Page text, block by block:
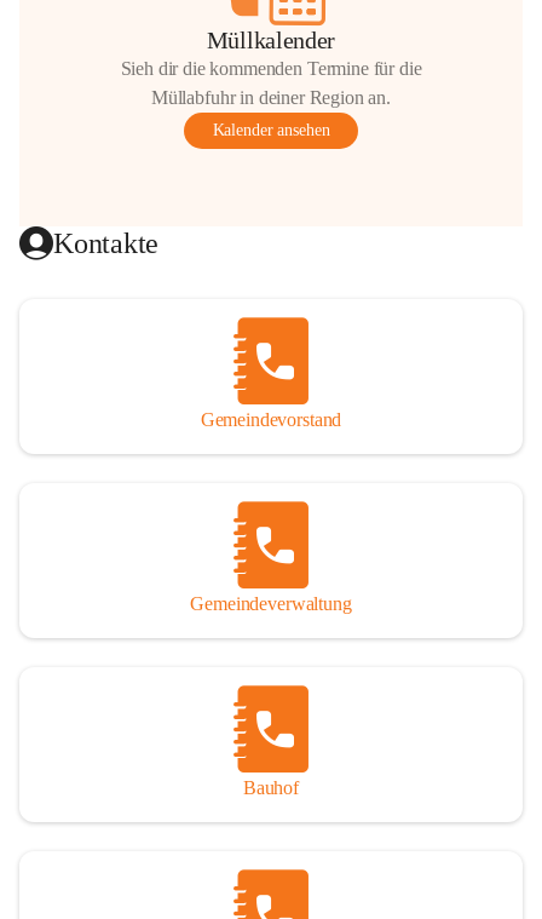
Müllkalender
Sieh dir die kommenden Termine für die
Müllabfuhr in deiner Region an.
Kalender ansehen
Kontakte
Gemeindevorstand
Gemeindeverwaltung
Bauhof